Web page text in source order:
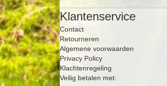
Klantenservice
Contact
Retourneren
Algemene voorwaarden
Privacy Policy
Klachtenregeling
Veilig betalen met: